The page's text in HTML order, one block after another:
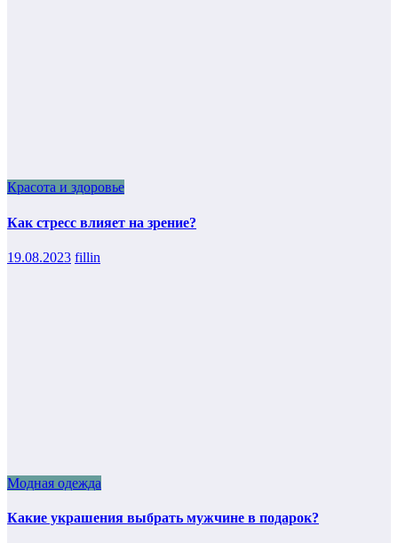
Красота и здоровье
Как стресс влияет на зрение?
19.08.2023 fillin
Модная одежда
Какие украшения выбрать мужчине в подарок?